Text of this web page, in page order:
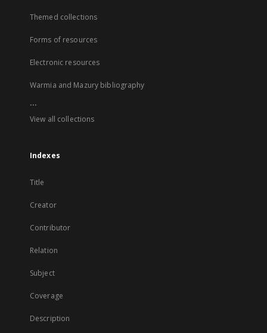
Themed collections
Forms of resources
Electronic resources
Warmia and Mazury bibliography
...
View all collections
Indexes
Title
Creator
Contributor
Relation
Subject
Coverage
Description